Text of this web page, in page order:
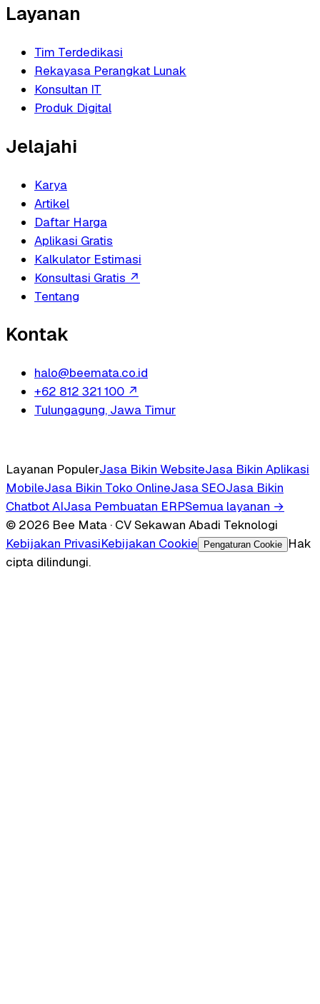
Layanan
Tim Terdedikasi
Rekayasa Perangkat Lunak
Konsultan IT
Produk Digital
Jelajahi
Karya
Artikel
Daftar Harga
Aplikasi Gratis
Kalkulator Estimasi
Konsultasi Gratis ↗
Tentang
Kontak
halo@beemata.co.id
+62 812 321 100 ↗
Tulungagung, Jawa Timur
Layanan PopulerJasa Bikin WebsiteJasa Bikin Aplikasi
MobileJasa Bikin Toko OnlineJasa SEOJasa Bikin
Chatbot AIJasa Pembuatan ERPSemua layanan →
© 2026 Bee Mata · CV Sekawan Abadi Teknologi
Kebijakan PrivasiKebijakan Cookie Pengaturan Cookie
Hak
cipta dilindungi.